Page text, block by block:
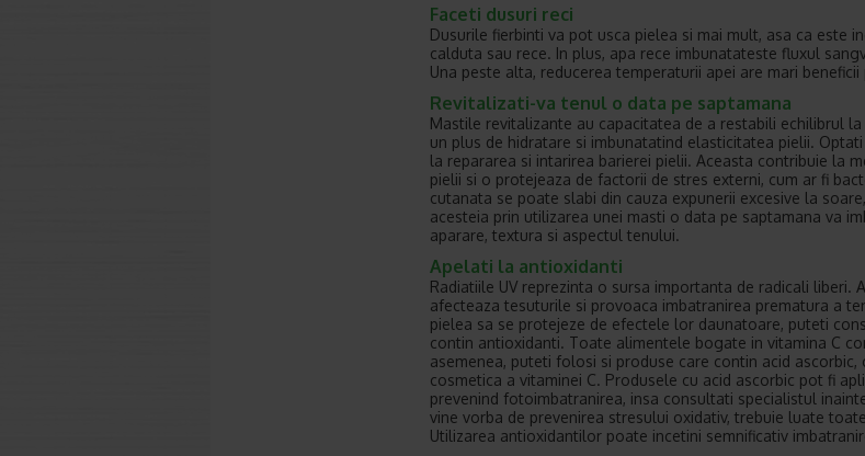
Faceti dusuri reci
Dusurile fierbinti va pot usca pielea si mai mult, asa ca este
calduta sau rece. In plus, apa rece imbunatateste fluxul
Una peste alta, reducerea temperaturii apei are mari
Revitalizati-va tenul o data pe saptamana
Mastile revitalizante au capacitatea de a restabili echilibrul
un plus de hidratare si imbunatatind elasticitatea pielii.
la repararea si intarirea barierei pielii. Aceasta contribuie la
pielii si o protejeaza de factorii de stres externi, cum ar fi
cutanata se poate slabi din cauza expunerii excesive la
acesteia prin utilizarea unei masti o data pe saptamana va
aparare, textura si aspectul tenului.
Apelati la antioxidanti
Radiatiile UV reprezinta o sursa importanta de radicali liberi.
afecteaza tesuturile si provoaca imbatranirea prematura a
pielea sa se protejeze de efectele lor daunatoare, puteti
contin antioxidanti. Toate alimentele bogate in vitamina C
asemenea, puteti folosi si produse care contin acid ascorbic,
cosmetica a vitaminei C. Produsele cu acid ascorbic pot fi
prevenind fotoimbatranirea, insa consultati specialistul
vine vorba de prevenirea stresului oxidativ, trebuie luate
Utilizarea antioxidantilor poate incetini semnificativ